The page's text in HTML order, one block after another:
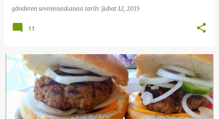
gönderen seviminaskanasi tarih: Şubat 12, 2015
11